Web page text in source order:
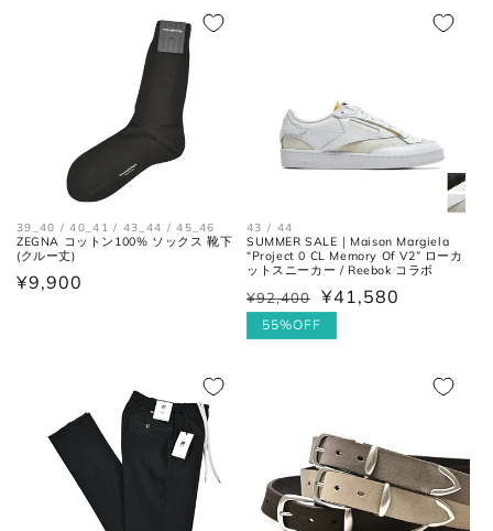
39_40 / 40_41 / 43_44 / 45_46
ZEGNA コットン100% ソックス 靴下
(クルー丈)
通
¥9,900
43 / 44
SUMMER SALE｜Maison Margiela
“Project 0 CL Memory Of V2” ローカ
ットスニーカー / Reebok コラボ
通
常
¥92,400
セ
ー
¥41,580
55%OFF